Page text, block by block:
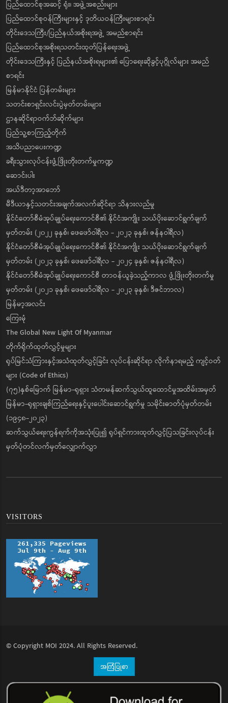
ပြည်ထောင်စုအဆင့် ရုံး၊ အဖွဲ့အစည်းများ
ပြည်ထောင်စုဝန်ကြီးများနှင့် ဒုတိယဝန်ကြီးများစာရင်း
တိုင်းဒေသကြီး/ပြည်နယ်အစိုးရအဖွဲ့ အမည်စာရင်း
ပြည်ထောင်စုအစိုးရသတင်းထုတ်ပြန်ရေးအဖွဲ့
တိုင်းဒေသကြီးနှင့် ပြည်နယ်အစိုးရများ၏ ပြောရေးဆိုခွင့်ပုဂ္ဂိုလ်များ အမည်
စာရင်း
မြန်မာနိုင်ငံ ပြန်တမ်းများ
သတင်းစာရှင်းလင်းပွဲမှတ်တမ်းများ
ဌာနဆိုင်ရာဝက်ဘ်ဆိုက်များ
ပြည်သူ့စာကြည့်တိုက်
အသိပညာပေးကဏ္ဍ
ခရီးသွားလုပ်ငန်းဖွံ့ဖြိုးတိုးတက်မှုကဏ္ဍ
ဆောင်းပါး
အယ်ဒီတာ့အာဘော်
မီဒီယာနှင့်သတင်းအချက်အလက်ဆိုင်ရာ သိနားလည်မှု
နိုင်ငံတော်စီမံအုပ်ချုပ်ရေးကောင်စီ၏ နိုင်ငံအကျိုး သယ်ပိုးဆောင်ရွက်ချက်
မှတ်တမ်း (၂၀၂၂ ခုနှစ်၊ ဖေဖော်ဝါရီလ - ၂၀၂၃ ခုနှစ်၊ ဇန်နဝါရီလ)
နိုင်ငံတော်စီမံအုပ်ချုပ်ရေးကောင်စီ၏ နိုင်ငံအကျိုး သယ်ပိုးဆောင်ရွက်ချက်
မှတ်တမ်း (၂၀၂၃ ခုနှစ်၊ ဖေဖော်ဝါရီလ - ၂၀၂၄ ခုနှစ်၊ ဇန်နဝါရီလ)
နိုင်ငံတော်စီမံအုပ်ချုပ်ရေးကောင်စီ တာဝန်ယူခဲ့သည့်ကာလ ဖွံ့ဖြိုးတိုးတက်မှု
မှတ်တမ်း (၂၀၂၁ ခုနှစ်၊ ဖေဖော်ဝါရီလ - ၂၀၂၃ ခုနှစ်၊ ဒီဇင်ဘာလ)
မြန်မာ့အလင်း
ကြေးမုံ
The Global New Light Of Myanmar
တိုက်ရိုက်ထုတ်လွှင့်မှုများ
ရုပ်မြင်သံကြားနှင့်အသံထုတ်လွှင့်ခြင်း လုပ်ငန်းဆိုင်ရာ လိုက်နာရမည့် ကျင့်ဝတ်
များ (Code of Ethics)
(၇၅)နှစ်မြောက် မြန်မာ-ရုရှား သံတမန်ဆက်သွယ်ထူထောင်မှုအထိမ်းအမှတ်
မြန်မာ-ရုရှားချစ်ကြည်ရေးနှင့်ပူးပေါင်းဆောင်ရွက်မှု သမိုင်းဓာတ်ပုံမှတ်တမ်း
(၁၉၄၈-၂၀၂၃)
ဆက်သွယ်ရေးကွန်ရက်ကိုအသုံးပြု၍ ရုပ်ရှင်ကားထုတ်လွှင့်ပြသခြင်းလုပ်ငန်း
မှတ်ပုံတင်လက်မှတ်လျှောက်လွှာ
VISITORS
© Copyright MOI 2024. All Rights Reserved.
အကြံပြုစာ